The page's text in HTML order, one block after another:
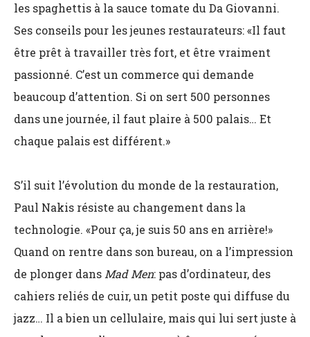
les spaghettis à la sauce tomate du Da Giovanni.
Ses conseils pour les jeunes restaurateurs: «Il faut
être prêt à travailler très fort, et être vraiment
passionné. C’est un commerce qui demande
beaucoup d’attention. Si on sert 500 personnes
dans une journée, il faut plaire à 500 palais… Et
chaque palais est différent.»
S’il suit l’évolution du monde de la restauration,
Paul Nakis résiste au changement dans la
technologie. «Pour ça, je suis 50 ans en arrière!»
Quand on rentre dans son bureau, on a l’impression
de plonger dansMad Men: pas d’ordinateur, des
cahiers reliés de cuir, un petit poste qui diffuse du
jazz… Il a bien un cellulaire, mais qui lui sert juste à